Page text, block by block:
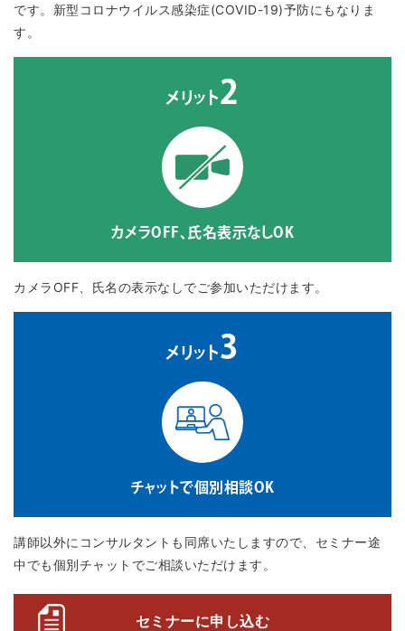
です。新型コロナウイルス感染症(COVID-19)予防にもなりま
す。
メリット 2
カメラOFF、氏名表示なしOK
カメラOFF、氏名の表示なしでご参加いただけます。
メリット 3
チャットで個別相談OK
講師以外にコンサルタントも同席いたしますので、セミナー途
中でも個別チャットでご相談いただけます。
セミナーに申し込む